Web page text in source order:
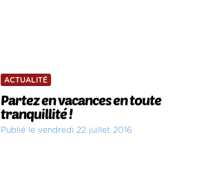
ACTUALITÉ
Partez en vacances en toute
tranquillité !
Publié le vendredi 22 juillet 2016